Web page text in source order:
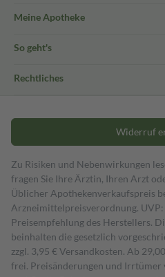
Meine Apotheke
So geht's
Rechtliches
Widerruf
Zu Risiken und Nebenwirkungen
fragen Sie Ihre Ärztin, Ihren Arzt
Üblicher Apothekenverkaufspreis
Arzneimittelpreisverordnung.
Preisempfehlung des Herstellers.
beinhalten die gesetzlich
zzgl. 3,95 € Versandkosten. Ab
frei. Preisänderungen und Irrtümer